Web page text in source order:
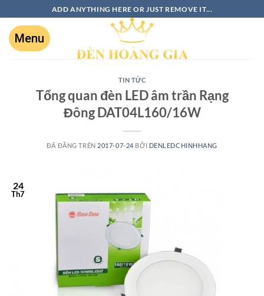
ADD ANYTHING HERE OR JUST REMOVE IT...
TIN TỨC
Tổng quan đèn LED âm trần Rạng
Đông DAT04L160/16W
ĐÃ ĐĂNG TRÊN 2017-07-24 BỞI DENLEDCHINHHANG
24
Th7